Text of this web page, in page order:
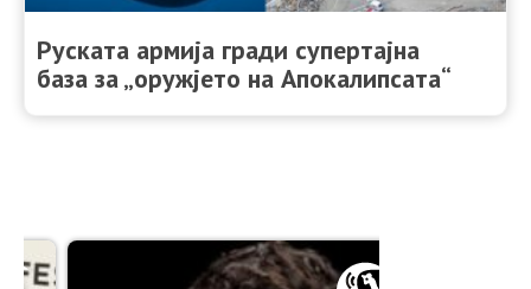
Руската армија гради супертајна
база за „оружјето на Апокалипсата“